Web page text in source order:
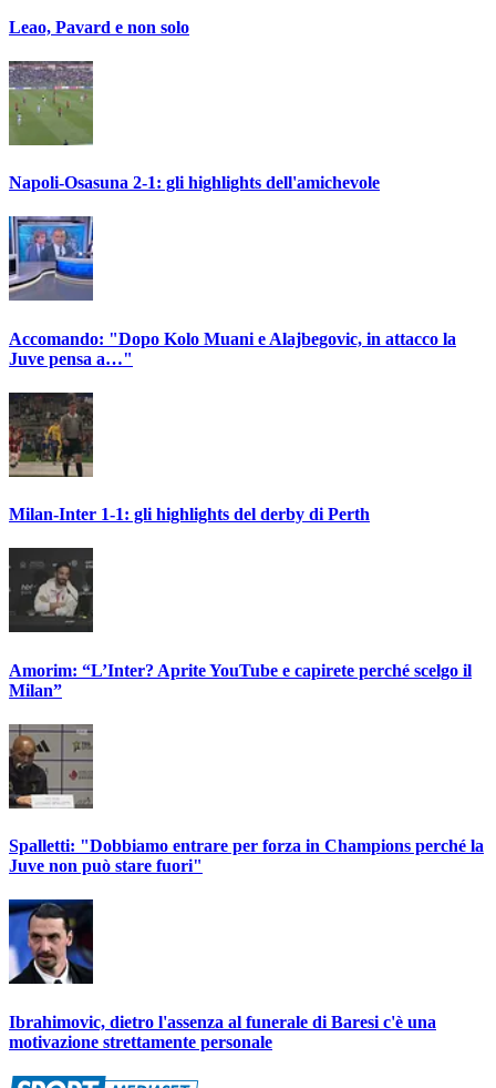
Leao, Pavard e non solo
Napoli-Osasuna 2-1: gli highlights dell'amichevole
Accomando: "Dopo Kolo Muani e Alajbegovic, in attacco la
Juve pensa a…"
Milan-Inter 1-1: gli highlights del derby di Perth
Amorim: “L’Inter? Aprite YouTube e capirete perché scelgo il
Milan”
Spalletti: "Dobbiamo entrare per forza in Champions perché la
Juve non può stare fuori"
Ibrahimovic, dietro l'assenza al funerale di Baresi c'è una
motivazione strettamente personale